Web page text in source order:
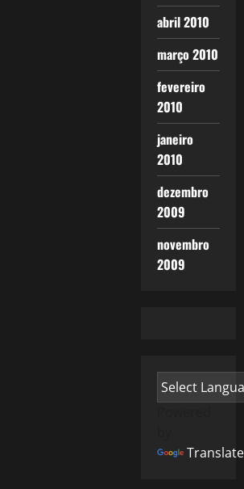
abril 2010
março 2010
fevereiro
2010
janeiro
2010
dezembro
2009
novembro
2009
Translate